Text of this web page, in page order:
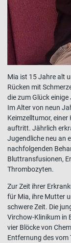
Mia ist 15 Jahre alt
Rücken mit
die zum Glück
Im Alter von neun
Keimzelltumor, einer
auftritt. Jährlich
Jugendliche neu an
nachfolgenden
Bluttransfusionen,
Thrombozyten.
Zur Zeit ihrer
für Mia, ihre Mutter
schwere Zeit. Die
Virchow-Klinikum in
vier Blöcke von
Entfernung des vom